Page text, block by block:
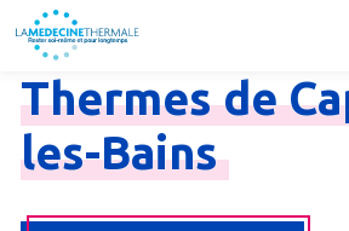
Thermesde
les-Bains